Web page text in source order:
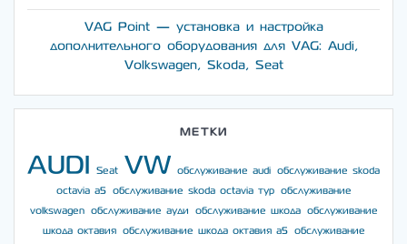
VAG Point — установка и настройка
дополнительного оборудования для VAG: Audi,
Volkswagen, Skoda, Seat
МЕТКИ
AUDI Seat VW обслуживание audi
обслуживание skoda
octavia a5
обслуживание skoda octavia тур
обслуживание
volkswagen
обслуживание ауди обслуживание шкода
обслуживание
шкода октавия
обслуживание шкода октавия а5
обслуживание